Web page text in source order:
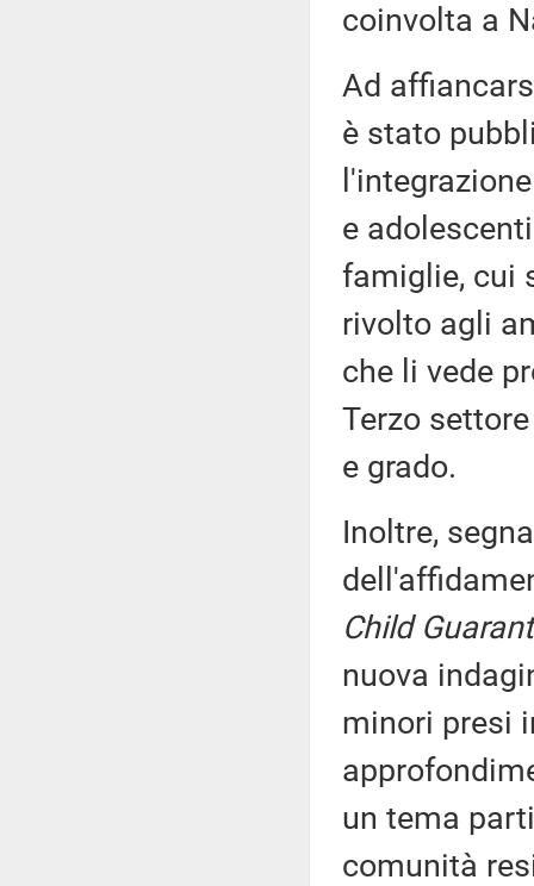
coinvolta a
Ad
è stato
e
famiglie, cui
rivolto agli
che li vede
Terzo
e grado.
Inoltre,
Child
nuova
minori presi
un tema
comunità